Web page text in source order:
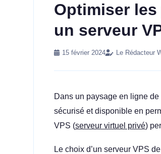
Optimiser
un serveur
15 février 2024 Le Rédacteur
Dans un paysage en ligne
sécurisé et disponible en
VPS (serveur virtuel privé)
Le choix d’un serveur VPS